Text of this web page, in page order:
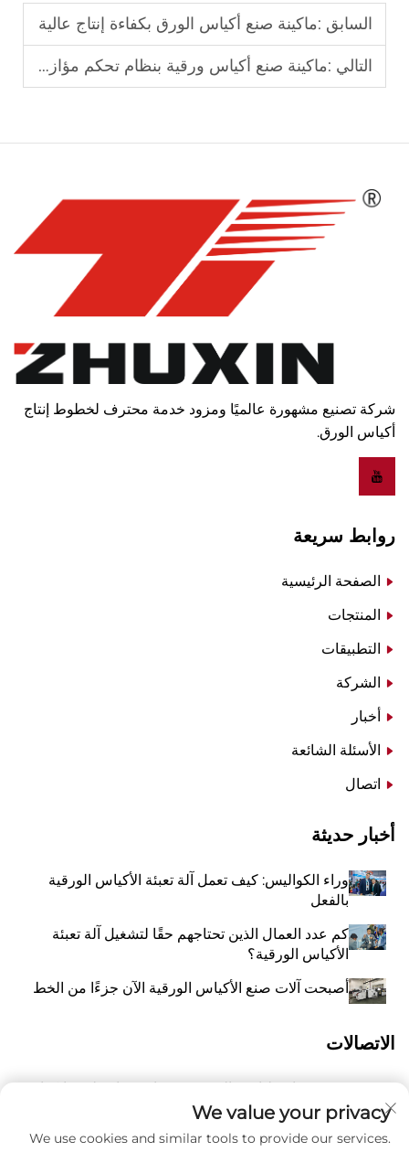
السابق :ماكينة صنع أكياس الورق بكفاءة إنتاج عالية
التالي :ماكينة صنع أكياس ورقية بنظام تحكم مؤازن للحصول على طول كيس دقيق
شركة تصنيع مشهورة عالميًا ومزود خدمة محترف لخطوط إنتاج
أكياس الورق.
روابط سريعة
الصفحة الرئيسية
المنتجات
التطبيقات
الشركة
أخبار
الأسئلة الشائعة
اتصال
أخبار حديثة
وراء الكواليس: كيف تعمل آلة تعبئة الأكياس الورقية
بالفعل
كم عدد العمال الذين تحتاجهم حقًا لتشغيل آلة تعبئة
الأكياس الورقية؟
أصبحت آلات صنع الأكياس الورقية الآن جزءًا من الخط
الاتصالات
بينغيانغ، مدينة ونتشو، مقاطعة تشيجيانغ، الصين 325409
و 8615988795434
We value your privacy
We use cookies and similar tools to provide our services.